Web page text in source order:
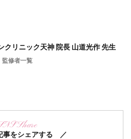
クリニック天神 院長 山道光作 先生
監修者一覧
Share
をシェアする ／